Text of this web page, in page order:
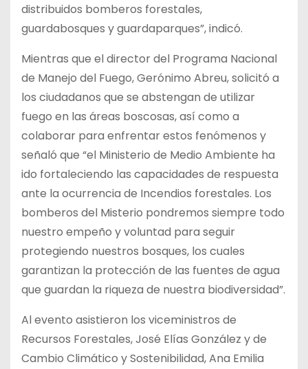
distribuidos bomberos forestales,
guardabosques y guardaparques”, indicó.
Mientras que el director del Programa Nacional
de Manejo del Fuego, Gerónimo Abreu, solicitó a
los ciudadanos que se abstengan de utilizar
fuego en las áreas boscosas, así como a
colaborar para enfrentar estos fenómenos y
señaló que “el Ministerio de Medio Ambiente ha
ido fortaleciendo las capacidades de respuesta
ante la ocurrencia de Incendios forestales. Los
bomberos del Misterio pondremos siempre todo
nuestro empeño y voluntad para seguir
protegiendo nuestros bosques, los cuales
garantizan la protección de las fuentes de agua
que guardan la riqueza de nuestra biodiversidad”.
Al evento asistieron los viceministros de
Recursos Forestales, José Elías González y de
Cambio Climático y Sostenibilidad, Ana Emilia